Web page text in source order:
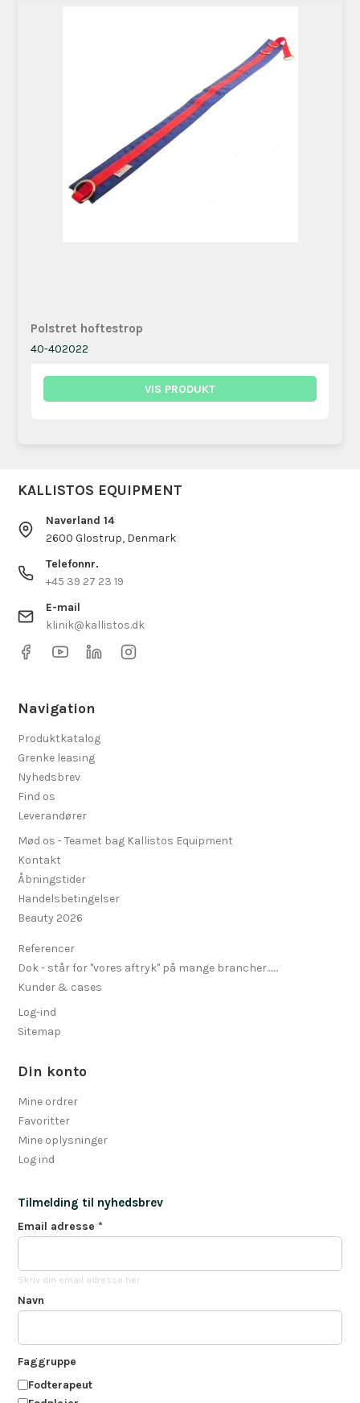
Polstret hoftestrop
40-402022
VIS PRODUKT
KALLISTOS EQUIPMENT
Naverland 14
2600 Glostrup, Denmark
Telefonnr.
+45 39 27 23 19
E-mail
klinik@kallistos.dk
Navigation
Produktkatalog
Grenke leasing
Nyhedsbrev
Find os
Leverandører
Mød os - Teamet bag Kallistos Equipment
Kontakt
Åbningstider
Handelsbetingelser
Beauty 2026
Referencer
Dok - står for "vores aftryk" på mange brancher.......
Kunder & cases
Log-ind
Sitemap
Din konto
Mine ordrer
Favoritter
Mine oplysninger
Log ind
Tilmelding til nyhedsbrev
Email adresse*
Skriv din email adresse her
Navn
Faggruppe
Fodterapeut